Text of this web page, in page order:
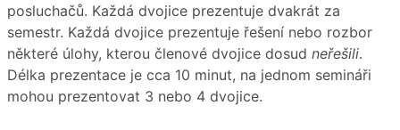
posluchačů. Každá dvojice prezentuje dvakrát za
semestr. Každá dvojice prezentuje řešení nebo rozbor
některé úlohy, kterou členové dvojice dosud neřešili.
Délka prezentace je cca 10 minut, na jednom semináři
mohou prezentovat 3 nebo 4 dvojice.